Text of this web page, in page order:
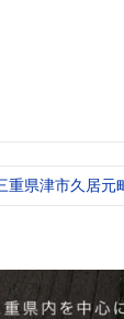
重県津市久居元